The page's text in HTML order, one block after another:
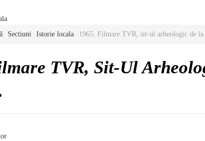
Sectiuni Istorie locala 1965. Filmare TVR, sit-ul arheologic de la
TVR, Sit-Ul